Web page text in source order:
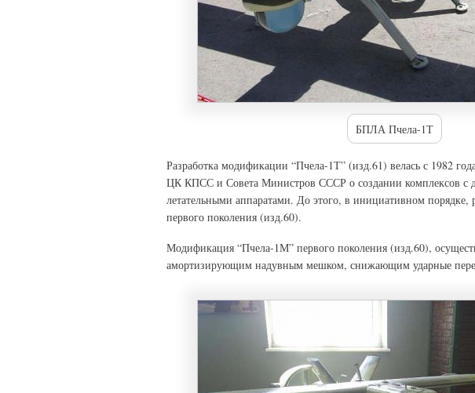
БПЛА Пчела-1Т
Разработка модификации “Пчела-1Т” (изд.61) велась с 1982
ЦК КПСС и Совета Министров СССР о создании комплексов с
летательными аппаратами. До этого, в инициативном порядке,
первого поколения (изд.60).
Модификация “Пчела-1М” первого поколения (изд.60),
амортизирующим надувным мешком, снижающим ударные